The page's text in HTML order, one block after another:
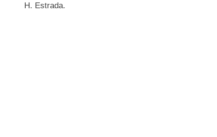
H. Estrada.